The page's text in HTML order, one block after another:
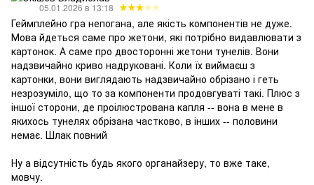
05.01.2026 в 13:18
Геймплейно гра непогана, але якість компонентів не дуже.
Мова йдеться саме про жетони, які потрібно видавлювати з
картонок. А саме про двосторонні жетони тунелів. Вони
надзвичайно криво надруковані. Коли їх виймаєш з
картонки, вони виглядають надзвичайно обрізано і геть
незрозуміло, що то за компоненти продовгуваті такі. Плюс з
іншої сторони, де проілюстрована капля -- вона в мене в
якихось тунелях обрізана частково, в інших -- половини
немає. Шлак повний
Ну а відсутність будь якого органайзеру, то вже таке,
мовчу.